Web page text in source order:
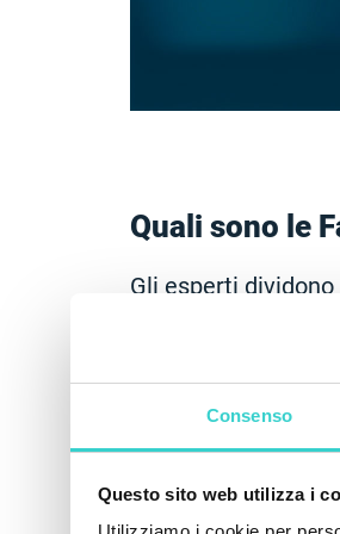
Consenso
Questo sito web utilizza i
Quali sono le
Gli esperti
espliciti e
Tuttavia, esiste
progettazione,